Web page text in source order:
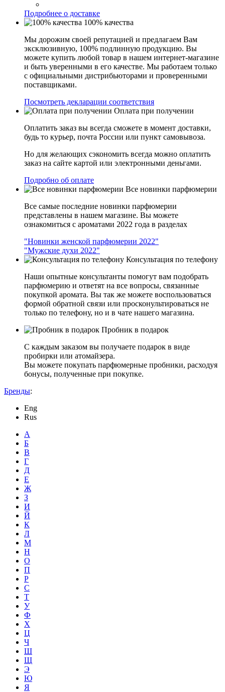
Подробнее о доставке
100% качества
Мы дорожим своей репутацией и предлагаем Вам
эксклюзивную, 100% подлинную продукцию. Вы
можете купить любой товар в нашем интернет-магазине
и быть уверенными в его качестве. Мы работаем только
с официальными дистрибьюторами и проверенными
поставщиками.
Посмотреть декларации соответствия
Оплата при получении
Оплатить заказ вы всегда сможете в момент доставки,
будь то курьер, почта России или пункт самовывоза.
Но для желающих сэкономить всегда можно оплатить
заказ на сайте картой или электронными деньгами.
Подробно об оплате
Все новинки парфюмерии
Все самые последние новинки парфюмерии
представлены в нашем магазине. Вы можете
ознакомиться с ароматами 2022 года в разделах
"Новинки женской парфюмерии 2022"
"Мужские духи 2022"
Консультация по телефону
Наши опытные консультанты помогут вам подобрать
парфюмерию и ответят на все вопросы, связанные
покупкой аромата. Вы так же можете воспользоваться
формой обратной связи или просконультироваться не
только по телефону, но и в чате нашего магазина.
Пробник в подарок
С каждым заказом вы получаете подарок в виде
пробирки или атомайзера.
Вы можете покупать парфюмерные пробники, расходуя
бонусы, полученные при покупке.
Бренды:
Eng
Rus
А
Б
В
Г
Д
Е
Ж
З
И
Й
К
Л
М
Н
О
П
Р
С
Т
У
Ф
Х
Ц
Ч
Ш
Щ
Э
Ю
Я